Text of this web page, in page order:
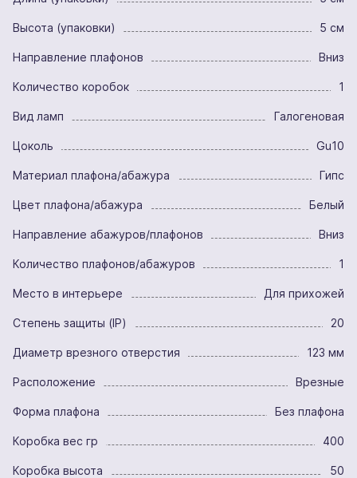
Высота (упаковки) 5 см
Направление плафонов Вниз
Количество коробок 1
Вид ламп Галогеновая
Цоколь Gu10
Материал плафона/абажура Гипс
Цвет плафона/абажура Белый
Направление абажуров/плафонов Вниз
Количество плафонов/абажуров 1
Место в интерьере Для прихожей
Степень защиты (IP) 20
Диаметр врезного отверстия 123 мм
Расположение Врезные
Форма плафона Без плафона
Коробка вес гр 400
Коробка высота 50